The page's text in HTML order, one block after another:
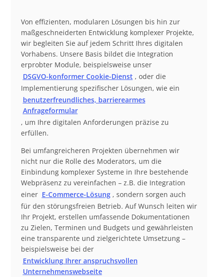
Von effizienten, modularen Lösungen bis hin zur
maßgeschneiderten Entwicklung komplexer Projekte,
wir begleiten Sie auf jedem Schritt Ihres digitalen
Vorhabens. Unsere Basis bildet die Integration
erprobter Module, beispielsweise unser
DSGVO-konformer Cookie-Dienst , oder die
Implementierung spezifischer Lösungen, wie ein
benutzerfreundliches, barrierearmes
Anfrageformular
, um Ihre digitalen Anforderungen präzise zu
erfüllen.
Bei umfangreicheren Projekten übernehmen wir
nicht nur die Rolle des Moderators, um die
Einbindung komplexer Systeme in Ihre bestehende
Webpräsenz zu vereinfachen – z.B. die Integration
einer E-Commerce-Lösung , sondern sorgen auch
für den störungsfreien Betrieb. Auf Wunsch leiten wir
Ihr Projekt, erstellen umfassende Dokumentationen
zu Zielen, Terminen und Budgets und gewährleisten
eine transparente und zielgerichtete Umsetzung –
beispielsweise bei der
Entwicklung Ihrer anspruchsvollen
Unternehmenswebseite